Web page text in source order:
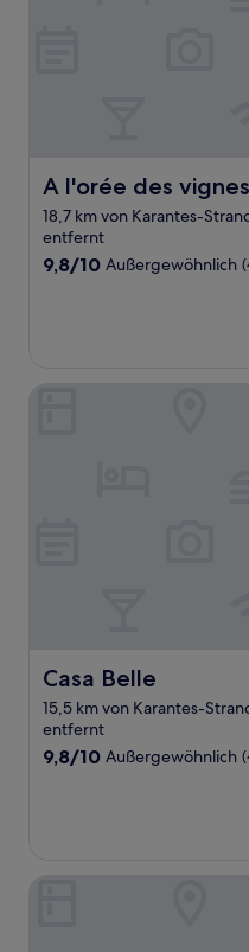
A l'orée des vignes
A l'orée des vignes
18,7 km von Karantes-
entfernt
9.8
9,8/10 Außergewöhnlich
Casa Belle
Casa Belle
15,5 km von Karantes-
entfernt
9.8
9,8/10 Außergewöhnlich